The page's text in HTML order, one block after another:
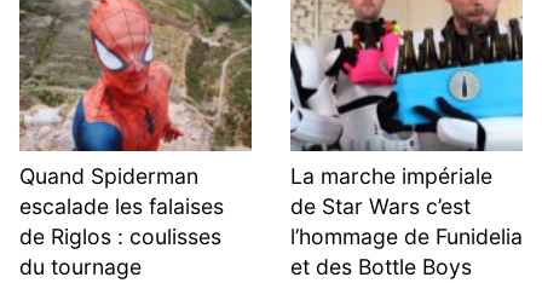
Quand Spiderman
escalade les falaises
de Riglos : coulisses
du tournage
La marche impériale
de Star Wars c’est
l’hommage de Funidelia
et des Bottle Boys